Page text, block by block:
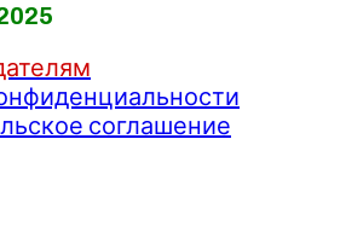
соглашение